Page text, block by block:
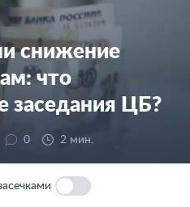
снижение
что
заседания ЦБ?
0 2 мин.